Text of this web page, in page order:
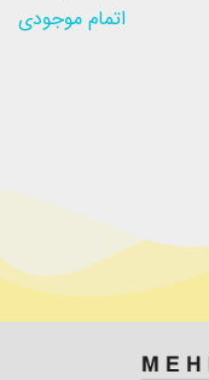
اتمام موجودی